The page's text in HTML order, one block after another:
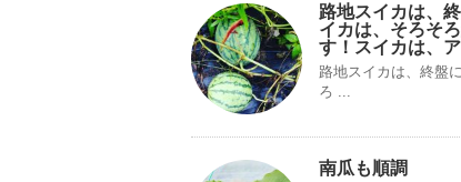
路地スイカは、
イカは、そろそ
す！スイカは、
路地スイカは、終盤
ろ ...
南瓜も順調